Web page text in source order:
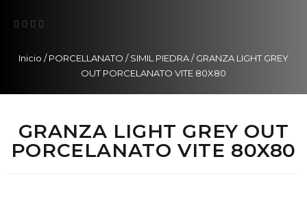
Inicio /PORCELLANATO /SIMIL PIEDRA/ GRANZA LIGHT GREY
OUT PORCELANATO VITE 80X80
GRANZA LIGHT GREY OUT
PORCELANATO VITE 80X80